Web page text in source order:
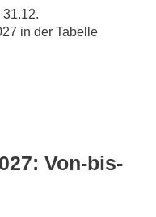
31.12.
in der Tabelle
Von-bis-